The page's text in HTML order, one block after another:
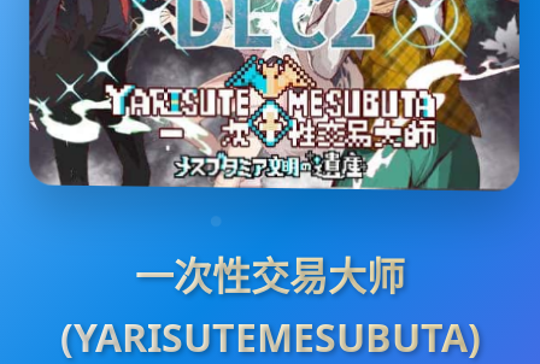
一次性交易大师
(YARISUTEMESUBUTA)